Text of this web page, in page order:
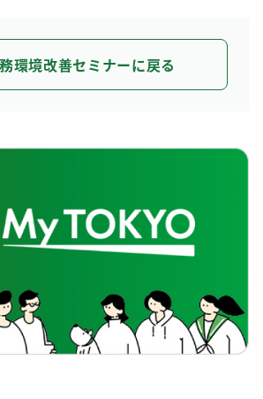
環境改善セミナーに戻る